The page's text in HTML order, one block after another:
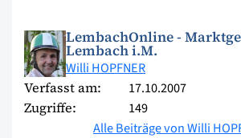
LembachOnline -
Lembach i.M.
Willi HOPFNER
Verfasst am: 17.10.2007
Zugriffe:
149
Alle Beiträge von Willi